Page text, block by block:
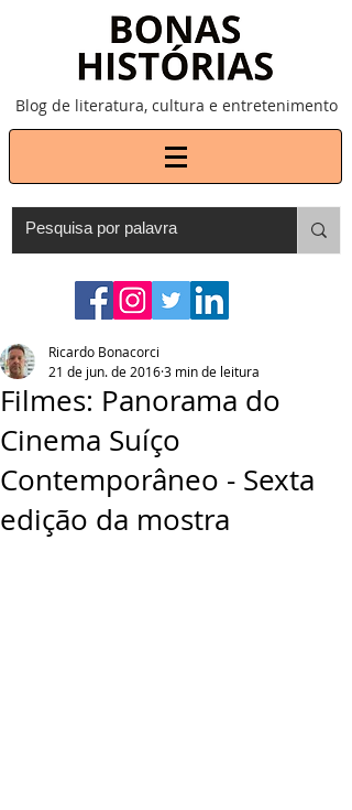
Blog de literatura, cultura e entretenimento
Filmes: Panorama do
Cinema Suíço
Contemporâneo - Sexta
edição da mostra
Ricardo Bonacorci
21 de jun. de 20163 min de leitura